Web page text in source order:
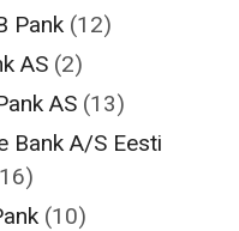
Pank (12)
AS (2)
AS (13)
Bank A/S Eesti
(10)